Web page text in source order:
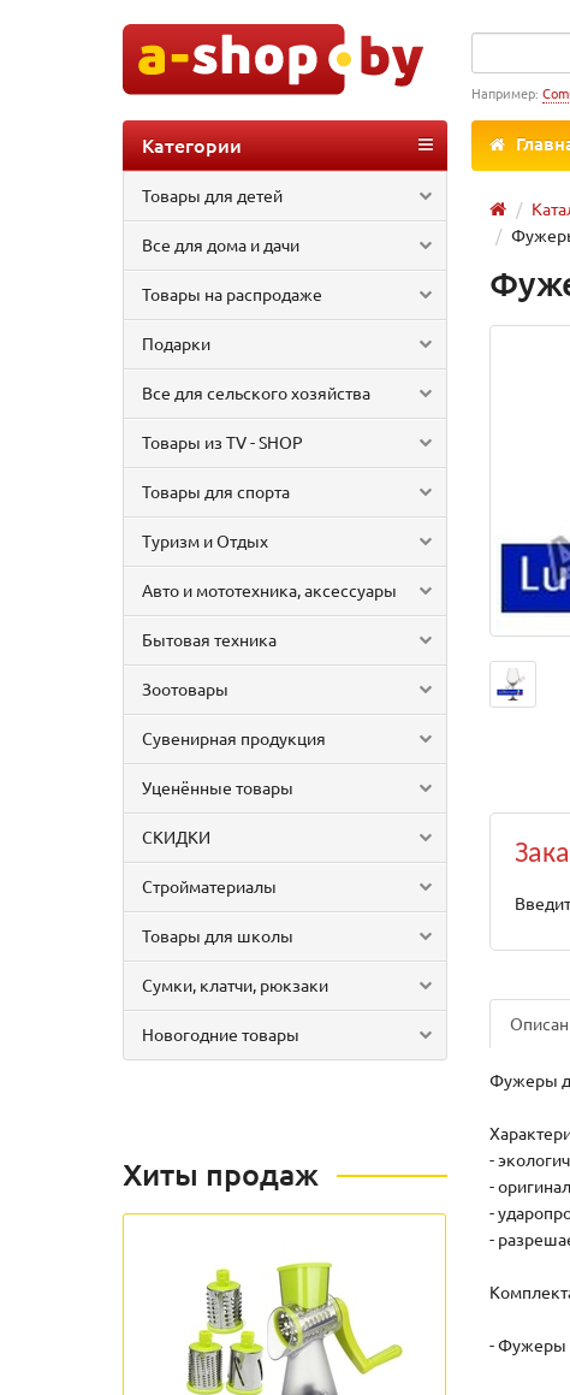
Например:
Категории
Товары для детей
Все для дома и дачи
Товары на распродаже
Подарки
Все для сельского хозяйства
Товары из TV - SHOP
Товары для спорта
Туризм и Отдых
Авто и мототехника, аксессуары
Бытовая техника
Зоотовары
Сувенирная продукция
Уценённые товары
СКИДКИ
Стройматериалы
Товары для школы
Сумки, клатчи, рюкзаки
Новогодние товары
Хиты продаж
Фужеры
-
-
-
-
- Фужеры